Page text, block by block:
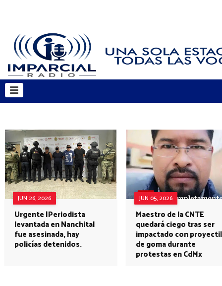
JUN 26, 2026
Urgente |Periodista
levantada en Nanchital
fue asesinada, hay
policías detenidos.
JUN 05, 2026
Maestro de la CNTE
quedará ciego tras ser
impactado con proyectil
de goma durante
protestas en CdMx